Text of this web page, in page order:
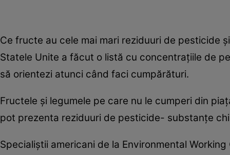
Ce fructe au cele mai mari reziduuri de pesticide
Statele Unite a făcut o listă cu concentraţiile de
să orientezi atunci când faci cumpărături.
Fructele şi legumele pe care nu le cumperi din
pot prezenta reziduuri de pesticide- substanţe
Specialiştii americani de la Environmental